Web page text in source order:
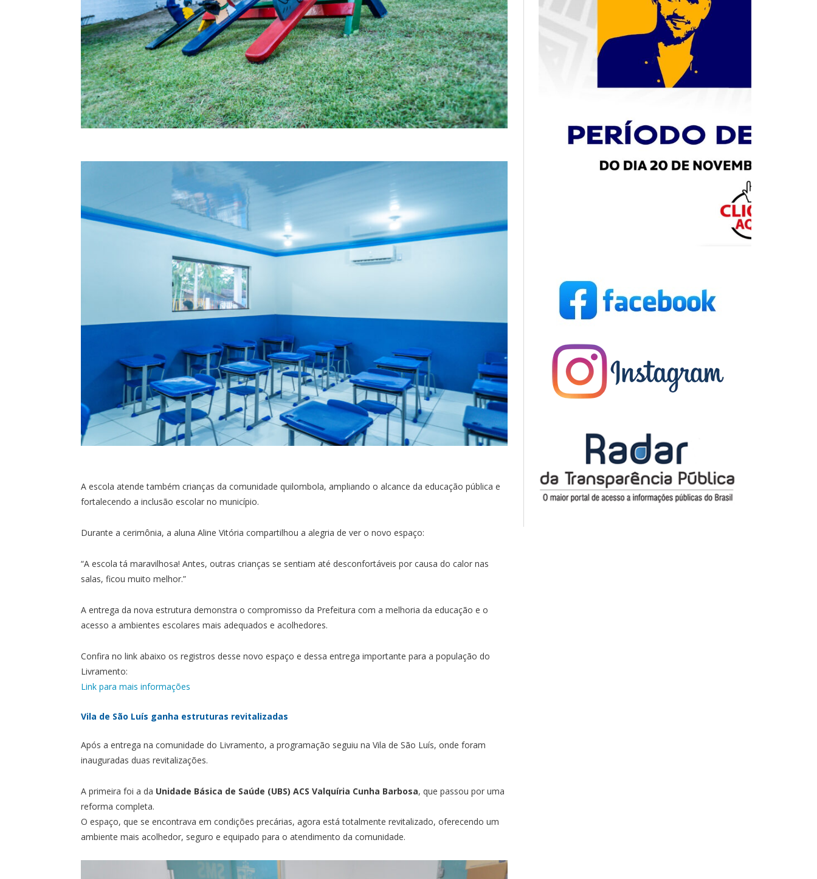
A escola atende também crianças da comunidade quilombola, ampliando o alcance da educação pública e
fortalecendo a inclusão escolar no município.
Durante a cerimônia, a aluna Aline Vitória compartilhou a alegria de ver o novo espaço:
“A escola tá maravilhosa! Antes, outras crianças se sentiam até desconfortáveis por causa do calor nas
salas, ficou muito melhor.”
A entrega da nova estrutura demonstra o compromisso da Prefeitura com a melhoria da educação e o
acesso a ambientes escolares mais adequados e acolhedores.
Confira no link abaixo os registros desse novo espaço e dessa entrega importante para a população do
Livramento:
Link para mais informações
Vila de São Luís ganha estruturas revitalizadas
Após a entrega na comunidade do Livramento, a programação seguiu na Vila de São Luís, onde foram
inauguradas duas revitalizações.
A primeira foi a da Unidade Básica de Saúde (UBS) ACS Valquíria Cunha Barbosa, que passou por uma
reforma completa.
O espaço, que se encontrava em condições precárias, agora está totalmente revitalizado, oferecendo um
ambiente mais acolhedor, seguro e equipado para o atendimento da comunidade.